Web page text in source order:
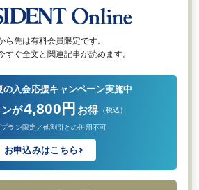
ら先は有料会員限定です。
すぐ全文と関連記事が読めます。
の入会応援キャンペーン実施中
が4,800円 お得 （税込）
ラン限定／他割引との併用不可
お申込みはこちら